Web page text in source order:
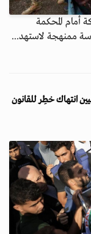
أمام المحكمة
ممنهجة لاستهد...
انتهاك خطِر للقانون